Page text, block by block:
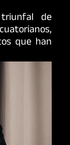
de
que han